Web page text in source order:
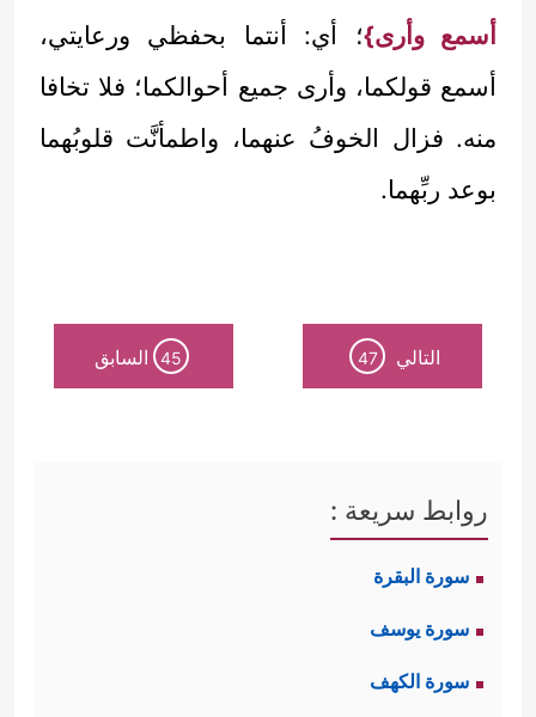
أسمع وأرى}؛ أي: أنتما بحفظي ورعايتي،
أسمع قولكما، وأرى جميع أحوالكما؛ فلا تخافا
منه. فزال الخوفُ عنهما، واطمأنَّت قلوبُهما
بوعد ربِّهما.
التالي 47
45 السابق
روابط سريعة :
سورة البقرة
سورة يوسف
سورة الكهف